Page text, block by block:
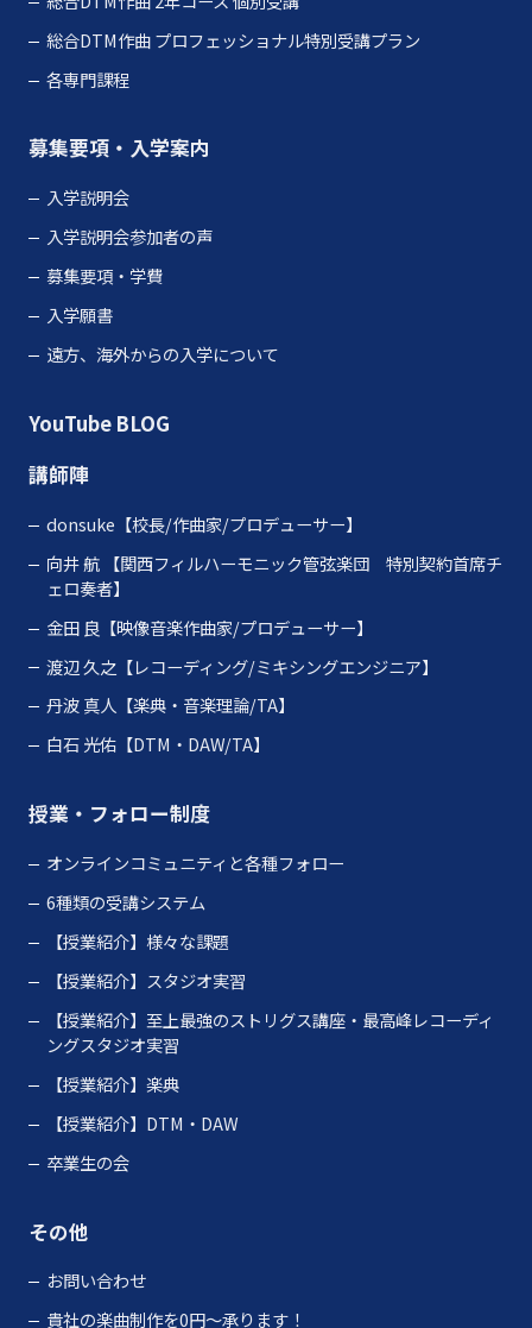
総合DTM作曲 プロフェッショナル特別受講プラン
各専門課程
募集要項・入学案内
入学説明会
入学説明会参加者の声
募集要項・学費
入学願書
遠方、海外からの入学について
YouTube BLOG
講師陣
donsuke【校長/作曲家/プロデューサー】
向井 航 【関西フィルハーモニック管弦楽団 特別契約首席チ
ェロ奏者】
金田 良【映像音楽作曲家/プロデューサー】
渡辺 久之【レコーディング/ミキシングエンジニア】
丹波 真人【楽典・音楽理論/TA】
白石 光佑【DTM・DAW/TA】
授業・フォロー制度
オンラインコミュニティと各種フォロー
6種類の受講システム
【授業紹介】様々な課題
【授業紹介】スタジオ実習
【授業紹介】至上最強のストリグス講座・最高峰レコーディ
ングスタジオ実習
【授業紹介】楽典
【授業紹介】DTM・DAW
卒業生の会
その他
お問い合わせ
貴社の楽曲制作を0円～承ります！